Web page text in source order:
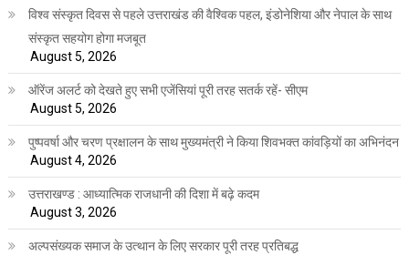
विश्व संस्कृत दिवस से पहले उत्तराखंड की वैश्विक पहल, इंडोनेशिया और नेपाल के साथ
संस्कृत सहयोग होगा मजबूत
August 5, 2026
ऑरेंज अलर्ट को देखते हुए सभी एजेंसियां पूरी तरह सतर्क रहें- सीएम
August 5, 2026
पुष्पवर्षा और चरण प्रक्षालन के साथ मुख्यमंत्री ने किया शिवभक्त कांवड़ियों का अभिनंदन
August 4, 2026
उत्तराखण्ड : आध्यात्मिक राजधानी की दिशा में बढ़े कदम
August 3, 2026
अल्पसंख्यक समाज के उत्थान के लिए सरकार पूरी तरह प्रतिबद्ध